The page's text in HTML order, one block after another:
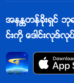
အနႏၲတန္ခိုးရွင္
င္းကို ေဒါင္းလုဒ္လုပ္